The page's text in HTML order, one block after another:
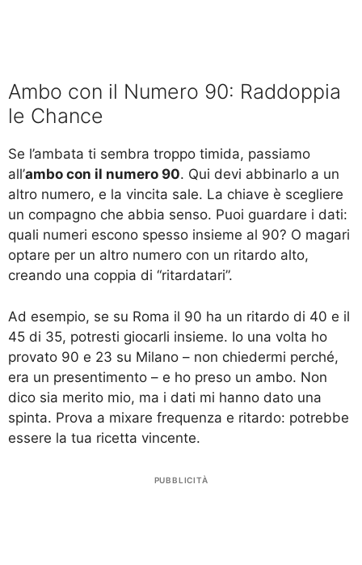
Ambo con il Numero 90: Raddoppia
le Chance
Se l’ambata ti sembra troppo timida, passiamo
all’ambo con il numero 90. Qui devi abbinarlo a un
altro numero, e la vincita sale. La chiave è scegliere
un compagno che abbia senso. Puoi guardare i dati:
quali numeri escono spesso insieme al 90? O magari
optare per un altro numero con un ritardo alto,
creando una coppia di “ritardatari”.
Ad esempio, se su Roma il 90 ha un ritardo di 40 e il
45 di 35, potresti giocarli insieme. Io una volta ho
provato 90 e 23 su Milano – non chiedermi perché,
era un presentimento – e ho preso un ambo. Non
dico sia merito mio, ma i dati mi hanno dato una
spinta. Prova a mixare frequenza e ritardo: potrebbe
essere la tua ricetta vincente.
PUBBLICITÀ